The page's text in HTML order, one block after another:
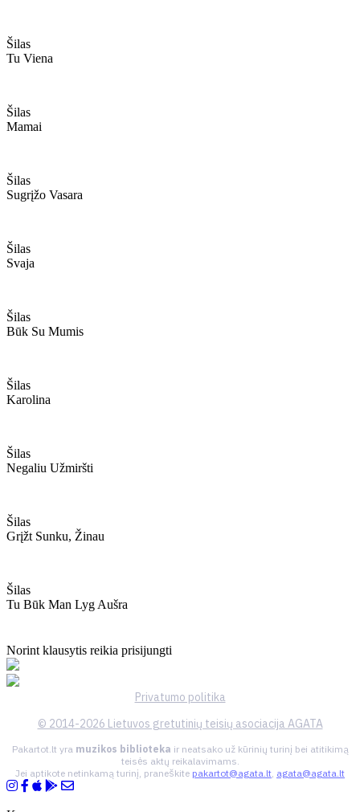
Šilas
Tu Viena
Šilas
Mamai
Šilas
Sugrįžo Vasara
Šilas
Svaja
Šilas
Būk Su Mumis
Šilas
Karolina
Šilas
Negaliu Užmiršti
Šilas
Grįžt Sunku, Žinau
Šilas
Tu Būk Man Lyg Aušra
Norint klausytis reikia prisijungti
Privatumo politika
© 2014-2026 Lietuvos gretutinių teisių asociacija AGATA
Pakartot.lt yra muzikos biblioteka ir neatsako už kūrinių turinį bei atitikimą
teisės aktų reikalavimams.
Jei aptikote netinkamą turinį, praneškite pakartot@agata.lt, agata@agata.lt